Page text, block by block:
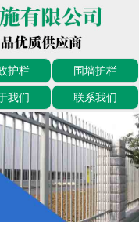
护栏 围墙护栏
我们 联系我们